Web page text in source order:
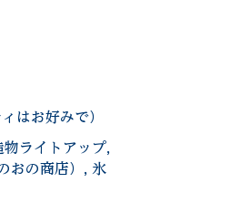
はお好みで）
ライトアップ,
おの商店）, 氷